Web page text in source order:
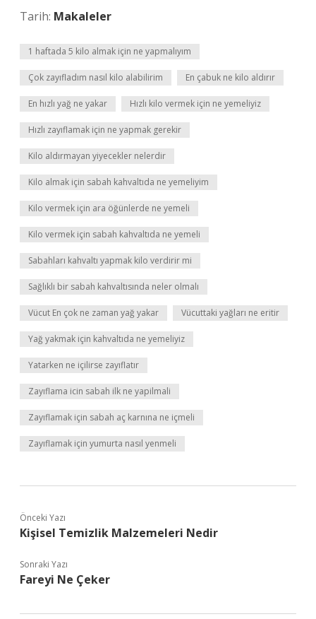
Tarih: Makaleler
1 haftada 5 kilo almak için ne yapmalıyım
Çok zayıfladım nasıl kilo alabilirim En çabuk ne kilo aldırır
En hızlı yağ ne yakar Hızlı kilo vermek için ne yemeliyiz
Hızlı zayıflamak için ne yapmak gerekir
Kilo aldırmayan yiyecekler nelerdir
Kilo almak için sabah kahvaltıda ne yemeliyim
Kilo vermek için ara öğünlerde ne yemeli
Kilo vermek için sabah kahvaltıda ne yemeli
Sabahları kahvaltı yapmak kilo verdirir mi
Sağlıklı bir sabah kahvaltısında neler olmalı
Vücut En çok ne zaman yağ yakar Vücuttaki yağları ne eritir
Yağ yakmak için kahvaltıda ne yemeliyiz
Yatarken ne içilirse zayıflatır
Zayıflama icin sabah ilk ne yapilmali
Zayıflamak için sabah aç karnına ne içmeli
Zayıflamak için yumurta nasıl yenmeli
Önceki Yazı
Kişisel Temizlik Malzemeleri Nedir
Sonraki Yazı
Fareyi Ne Çeker